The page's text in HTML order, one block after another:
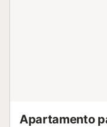
Apartamento